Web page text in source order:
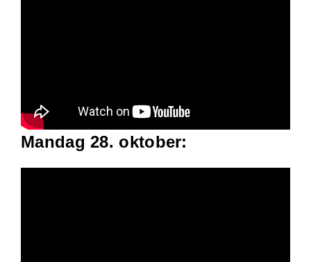
Mandag 28. oktober: